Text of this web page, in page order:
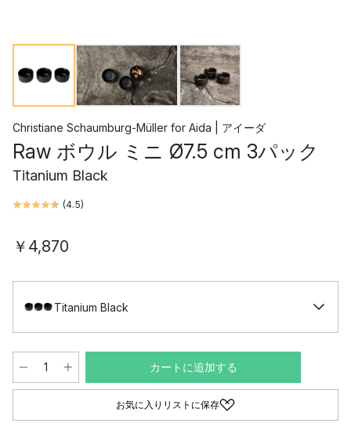
Christiane Schaumburg-Müller for Aida | アイーダ
Raw ボウル ミニ Ø7.5 cm 3パック
Titanium Black
(4.5)
￥4,870
Titanium Black
カートに追加する
お気に入りリストに保存